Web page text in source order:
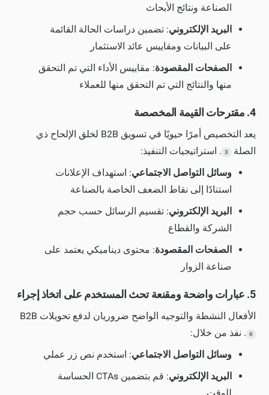
الصناعة ونتائج الأبحاث
البريد الإلكتروني: تضمين دراسات الحالة القائمة
على البيانات ومقاييس عائد الاستثمار
الصفحات المقصودة: مقاييس الأداء التي تم التحقق
منها والنتائج التي تم التحقق منها للعملاء
4. مقترحات القيمة المخصصة
يعد التخصيص أمرًا حيويًا في تسويق B2B لخلق الإلحاح ذي
الصلة
3 . استراتيجيات التنفيذ:
وسائل التواصل الاجتماعي: استهداف الإعلانات
استنادًا إلى نقاط الضعف الخاصة بالصناعة
البريد الإلكتروني: تقسيم الرسائل حسب حجم
الشركة والقطاع
الصفحات المقصودة: محتوى ديناميكي يعتمد على
صناعة الزوار
5. عبارات واضحة ومقنعة تحث المستخدم على اتخاذ إجراء
الأفعال النشطة والتوجيه الواضح ضروريان لدفع تحويلات B2B
6 . نفذ من خلال:
وسائل التواصل الاجتماعي: استخدم نص زر عملي
البريد الإلكتروني
: قم بتضمين CTAs الحساسة